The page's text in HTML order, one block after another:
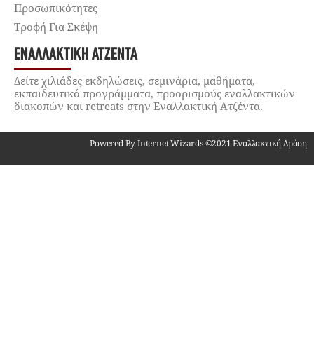
Προσωπικότητες
Τροφή Για Σκέψη
ΕΝΑΛΛΑΚΤΙΚΉ ΑΤΖΈΝΤΑ
Δείτε χιλιάδες εκδηλώσεις, σεμινάρια, μαθήματα,
εκπαιδευτικά προγράμματα, προορισμούς εναλλακτικών
διακοπών και retreats στην Εναλλακτική Ατζέντα.
Powered By Internet Wizards ©2021 Εναλλακτική Δράση